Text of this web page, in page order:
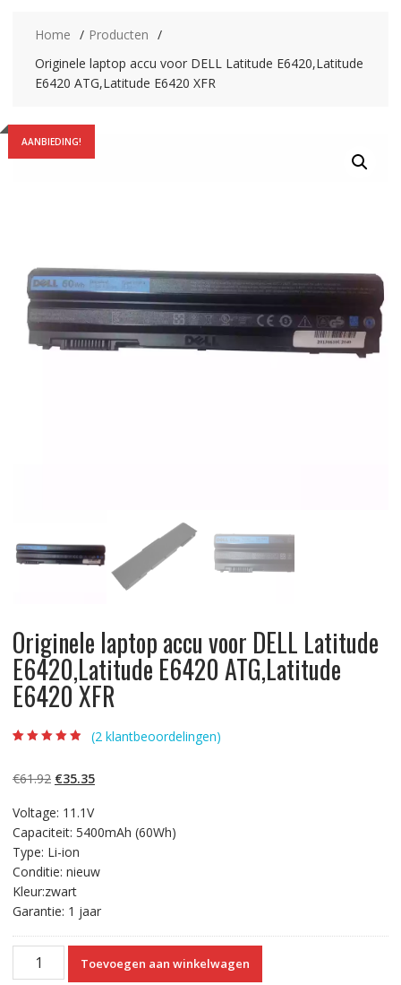
Home
Producten
Originele laptop accu voor DELL Latitude E6420,Latitude
E6420 ATG,Latitude E6420 XFR
AANBIEDING!
Originele laptop accu voor DELL Latitude
E6420,Latitude E6420 ATG,Latitude
E6420 XFR
gebaseerd op
klantbeoordelin
(2 klantbeoordelingen)
€61.92 Oorspronkelijke
was:
€61.92.
€35.35Huidige
€35.35.
Voltage: 11.1V
Capaciteit: 5400mAh (60Wh)
Type: Li-ion
Conditie: nieuw
Kleur:zwart
Garantie: 1 jaar
Originele
Toevoegen aan winkelwagen